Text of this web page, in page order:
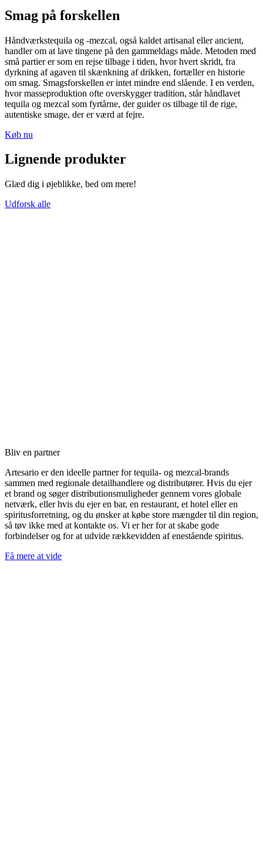
Smag på forskellen
Håndværkstequila og -mezcal, også kaldet artisanal eller ancient,
handler om at lave tingene på den gammeldags måde. Metoden med
små partier er som en rejse tilbage i tiden, hvor hvert skridt, fra
dyrkning af agaven til skænkning af drikken, fortæller en historie
om smag. Smagsforskellen er intet mindre end slående. I en verden,
hvor masseproduktion ofte overskygger tradition, står håndlavet
tequila og mezcal som fyrtårne, der guider os tilbage til de rige,
autentiske smage, der er værd at fejre.
Køb nu
Lignende produkter
Glæd dig i øjeblikke, bed om mere!
Udforsk alle
Bliv en partner
Artesario er den ideelle partner for tequila- og mezcal-brands
sammen med regionale detailhandlere og distributører. Hvis du ejer
et brand og søger distributionsmuligheder gennem vores globale
netværk, eller hvis du ejer en bar, en restaurant, et hotel eller en
spiritusforretning, og du ønsker at købe store mængder til din region,
så tøv ikke med at kontakte os. Vi er her for at skabe gode
forbindelser og for at udvide rækkevidden af enestående spiritus.
Få mere at vide